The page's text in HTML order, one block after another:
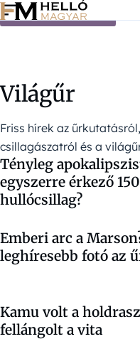
Ugrás a tartalomra
Világűr
Friss hírek az
csillagászatról és a
Tényleg
egyszerre érkező
hullócsillag?
Emberi arc a
leghíresebb fotó az
Kamu volt a
fellángolt a vita